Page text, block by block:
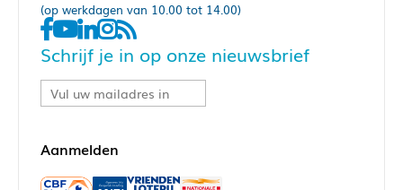
(op werkdagen van 10.00 tot 14.00)
Schrijf je in op onze nieuwsbrief